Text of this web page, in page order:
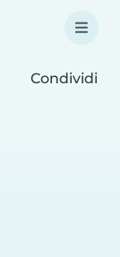
Condividi